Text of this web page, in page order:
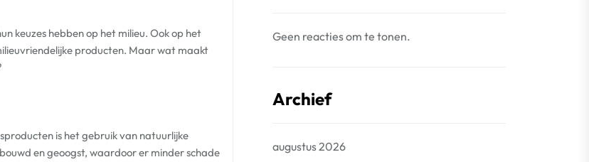
keuzes hebben op het milieu. Ook op het
producten. Maar wat maakt
is het gebruik van natuurlijke
en geoogst, waardoor er minder schade
Geen reacties om te tonen.
Archief
augustus 2026